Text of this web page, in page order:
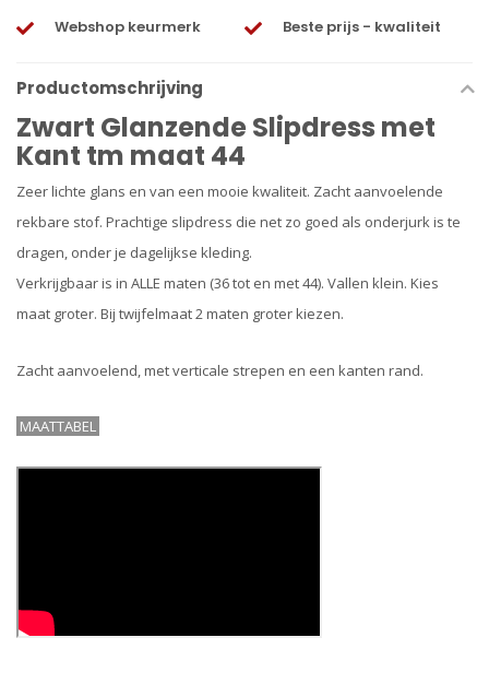
Webshop keurmerk Beste prijs - kwaliteit
Productomschrijving
Zwart Glanzende Slipdress met
Kant tm maat 44
Zeer lichte glans en van een mooie kwaliteit. Zacht aanvoelende
rekbare stof. Prachtige slipdress die net zo goed als onderjurk is te
dragen, onder je dagelijkse kleding.
Verkrijgbaar is in ALLE maten (36 tot en met 44). Vallen klein. Kies
maat groter. Bij twijfelmaat 2 maten groter kiezen.
Zacht aanvoelend, met verticale strepen en een kanten rand.
MAATTABEL